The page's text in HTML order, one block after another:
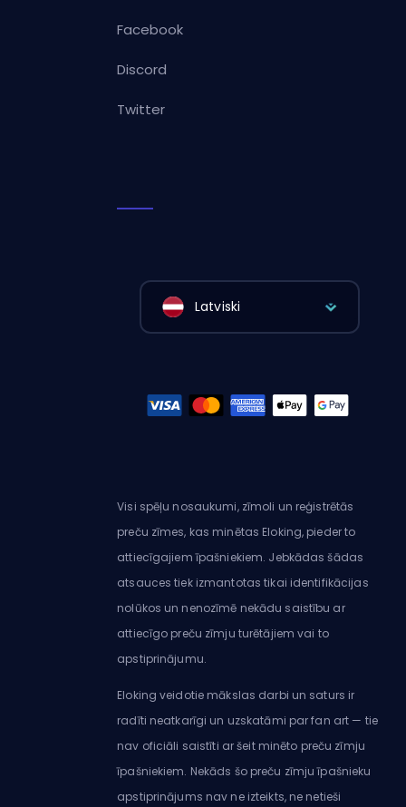
Facebook
Discord
Twitter
Latviski
Visi spēļu nosaukumi, zīmoli un reģistrētās
preču zīmes, kas minētas Eloking, pieder to
attiecīgajiem īpašniekiem. Jebkādas šādas
atsauces tiek izmantotas tikai identifikācijas
nolūkos un nenozīmē nekādu saistību ar
attiecīgo preču zīmju turētājiem vai to
apstiprinājumu.
Eloking veidotie mākslas darbi un saturs ir
radīti neatkarīgi un uzskatāmi par fan art — tie
nav oficiāli saistīti ar šeit minēto preču zīmju
īpašniekiem. Nekāds šo preču zīmju īpašnieku
apstiprinājums nav ne izteikts, ne netieši